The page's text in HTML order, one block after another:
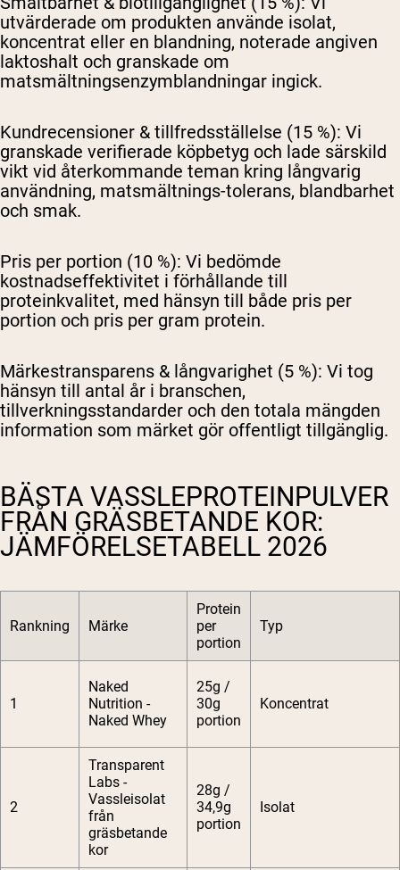
utvärderade om produkten använde isolat,
koncentrat eller en blandning, noterade angiven
laktoshalt och granskade om
matsmältningsenzymblandningar ingick.
Kundrecensioner & tillfredsställelse (15 %): Vi
granskade verifierade köpbetyg och lade särskild
vikt vid återkommande teman kring långvarig
användning, matsmältnings-tolerans, blandbarhet
och smak.
Pris per portion (10 %): Vi bedömde
kostnadseffektivitet i förhållande till
proteinkvalitet, med hänsyn till både pris per
portion och pris per gram protein.
Märkestransparens & långvarighet (5 %): Vi tog
hänsyn till antal år i branschen,
tillverkningsstandarder och den totala mängden
information som märket gör offentligt tillgänglig.
BÄSTA VASSLEPROTEINPULVER
FRÅN GRÄSBETANDE KOR:
JÄMFÖRELSETABELL 2026
Rankning Märke
Protein
per
portion
Typ
1
Naked
Nutrition -
Naked Whey
25g /
30g
portion
Koncentrat
2
Transparent
Labs -
Vassleisolat
från
gräsbetande
kor
28g /
34,9g
portion
Isolat